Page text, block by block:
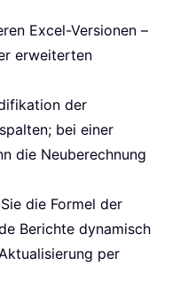
Excel-Versionen –
erweiterten
der
bei einer
die Neuberechnung
die Formel der
Berichte dynamisch
per